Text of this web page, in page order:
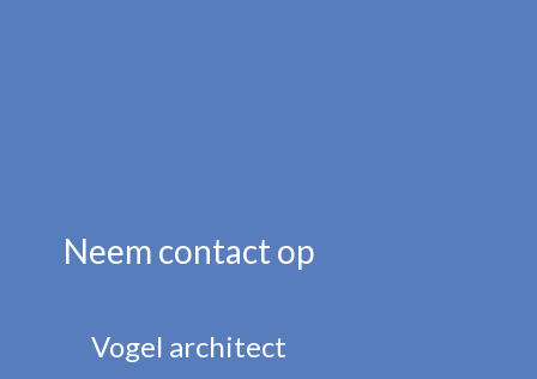
Neem contact op
Vogel architect